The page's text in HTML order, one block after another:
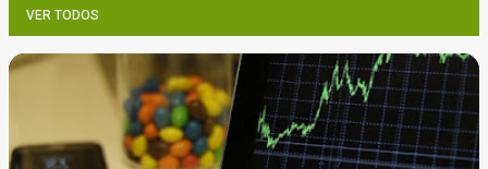
VER TODOS